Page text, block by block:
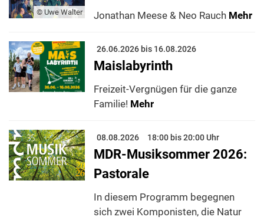
© Uwe Walter Jonathan Meese & Neo Rauch Mehr
26.06.2026 bis 16.08.2026
Maislabyrinth
Freizeit-Vergnügen für die ganze
Familie! Mehr
08.08.2026 18:00 bis 20:00 Uhr
MDR-Musiksommer 2026:
Pastorale
In diesem Programm begegnen
sich zwei Komponisten, die Natur